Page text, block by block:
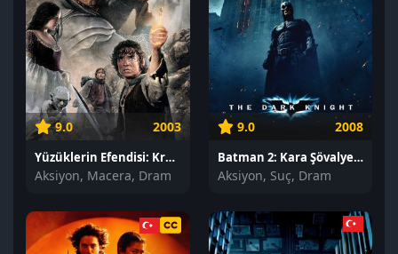
9.0 2003
Yüzüklerin Efendisi: Kralın Dönüşü izle
Aksiyon, Macera, Dram
9.0 2008
Batman 2: Kara Şövalye izle
Aksiyon, Suç, Dram